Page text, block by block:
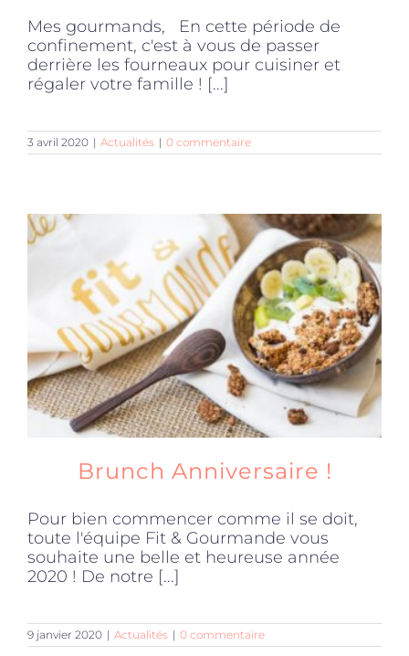
Mes gourmands, En cette période de
confinement, c'est à vous de passer
derrière les fourneaux pour cuisiner et
régaler votre famille ! [...]
3 avril 2020 | Actualités | 0 commentaire
Brunch Anniversaire !
Pour bien commencer comme il se doit,
toute l'équipe Fit & Gourmande vous
souhaite une belle et heureuse année
2020 ! De notre [...]
9 janvier 2020 | Actualités | 0 commentaire